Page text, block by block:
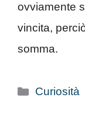
ovviamente
vincita,
somma.
Categorie
Curiosità